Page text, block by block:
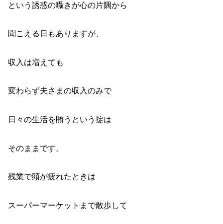
という誘惑の囁きが心の片隅から
聞こえる日もありますが、
収入は増えても
変わらず夫さまの収入のみで
日々の生活を賄うという掟は
そのままです。
残業で頭が疲れたときは
スーパーマーケットまで散歩して